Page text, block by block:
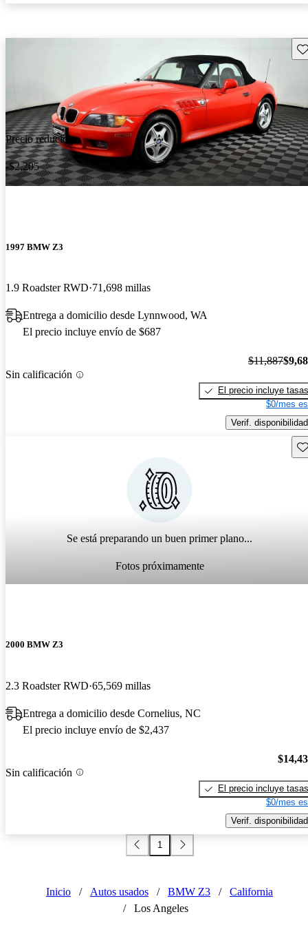
Precio reducido
-$2,205
1997 BMW Z3
1.9 Roadster RWD 71,698 millas
Entrega a domicilio desde Lynnwood, WA
El precio incluye envío de $687
Sin calificación
$11,887
El precio incluye tasas
$0/mes
Verif. disponibilidad
Se está preparando un buen primer plano...
Fotos próximamente
2000 BMW Z3
2.3 Roadster RWD 65,569 millas
Entrega a domicilio desde Cornelius, NC
El precio incluye envío de $2,437
Sin calificación
El precio incluye tasas
$0/mes
Verif. disponibilidad
1
Inicio / Autos usados / BMW Z3 /
California
/
Los Angeles